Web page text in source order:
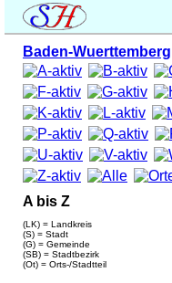
Baden-Wuerttemberg
A bis Z
(LK) = Landkreis
(S) = Stadt
(G) = Gemeinde
(SB) = Stadtbezirk
(Ot) = Orts-/Stadtteil